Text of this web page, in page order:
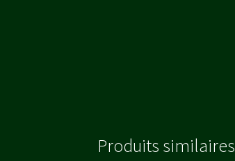
Produits similaires